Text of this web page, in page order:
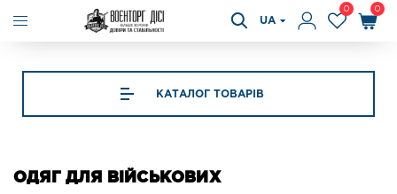
UA
0 0
КАТАЛОГ ТОВАРІВ
ОДЯГ ДЛЯ ВІЙСЬКОВИХ